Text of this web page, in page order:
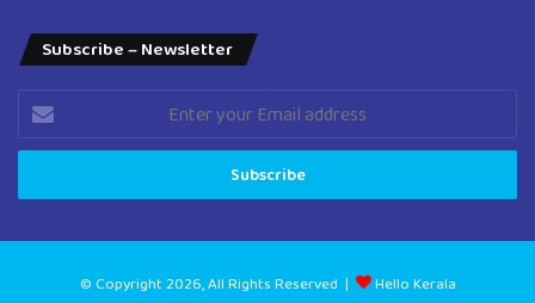
Subscribe – Newsletter
your
Email
© Copyright 2026, All Rights Reserved |
Hello Kerala